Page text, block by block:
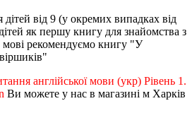
від 9 (у окремих випадках від
як першу книгу для знайомства з
мові рекомендуємо книгу "У
англійської мови (укр) Рівень 1.
Ви можете у нас в магазині м Харків